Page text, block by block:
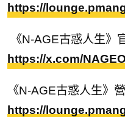
https://
《N-AGE古惑人生》
https://x.com/
《N-AGE古惑人生》
https://